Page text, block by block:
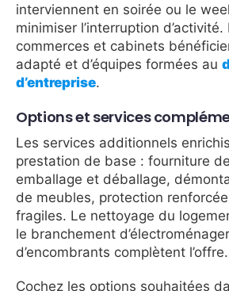
interviennent en soirée ou le
minimiser l’interruption d’activité.
commerces et cabinets
adapté et d’équipes formées au
d’entreprise.
Options et services
Les services additionnels
prestation de base : fourniture
emballage et déballage,
de meubles, protection
fragiles. Le nettoyage du
le branchement
d’encombrants complètent l’offre.
Cochez les options souhaitées